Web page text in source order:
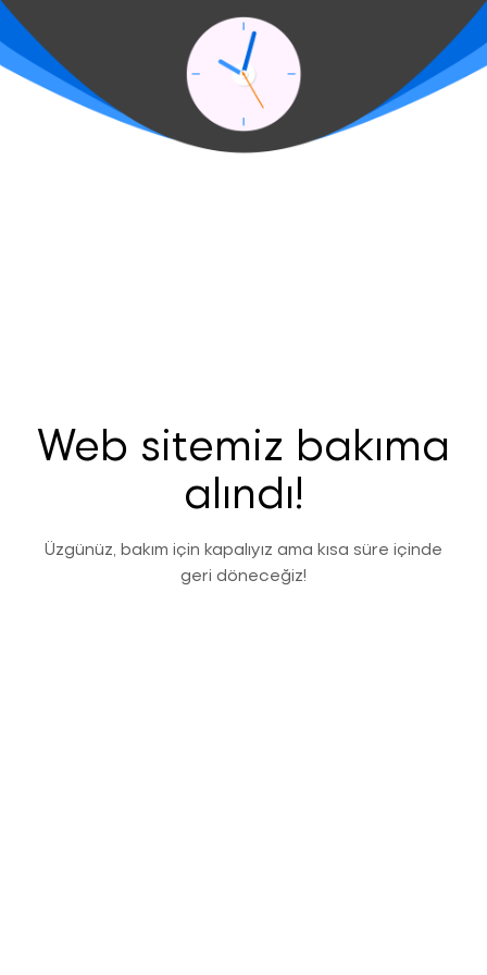
Web sitemiz bakıma
alındı!
Üzgünüz, bakım için kapalıyız ama kısa süre içinde
geri döneceğiz!